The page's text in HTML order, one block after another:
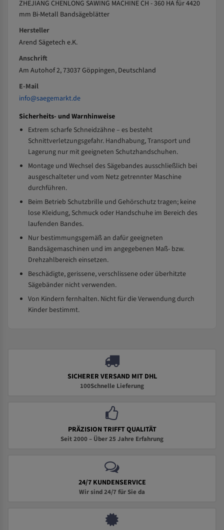
ZHEJIANG CHENLONG SAWING MACHINE CH - 360 HA für 4420
mm Bi-Metall Bandsägeblätter
Hersteller
Arend Sägetech e.K.
Anschrift
Am Autohof 2, 73037 Göppingen, Deutschland
E-Mail
info@saegemarkt.de
Sicherheits- und Warnhinweise
Extrem scharfe Schneidzähne – es besteht
Schnittverletzungsgefahr. Handhabung, Transport und
Lagerung nur mit geeigneten Schutzhandschuhen.
Montage und Wechsel des Sägebandes ausschließlich bei
ausgeschalteter und vom Netz getrennter Maschine
durchführen.
Beim Betrieb Schutzbrille und Gehörschutz tragen; keine
lose Kleidung, Schmuck oder Handschuhe im Bereich des
laufenden Bandes.
Nur bestimmungsgemäß an dafür geeigneten
Bandsägemaschinen und im angegebenen Maß- bzw.
Drehzahlbereich einsetzen.
Beschädigte, gerissene, verschlissene oder überhitzte
Sägebänder nicht verwenden.
Von Kindern fernhalten. Nicht für die Verwendung durch
Kinder bestimmt.
SICHERER VERSAND MIT DHL
100Schnelle Lieferung
PRÄZISION TRIFFT QUALITÄT
Seit 2000 – Über 25 Jahre Erfahrung
24/7 KUNDENSERVICE
Wir sind 24/7 für Sie da